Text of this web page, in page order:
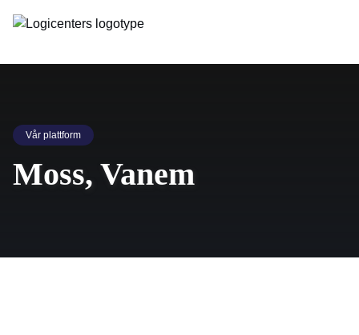
Vår plattform
Moss, Vanem